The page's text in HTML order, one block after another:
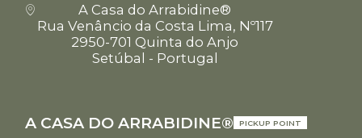
A Casa do Arrabidine®
Rua Venâncio da Costa Lima, Nº117
2950-701 Quinta do Anjo
Setúbal - Portugal
A CASA DO ARRABIDINE® PICKUP POINT